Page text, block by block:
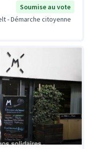
Soumise au vote
- Démarche citoyenne